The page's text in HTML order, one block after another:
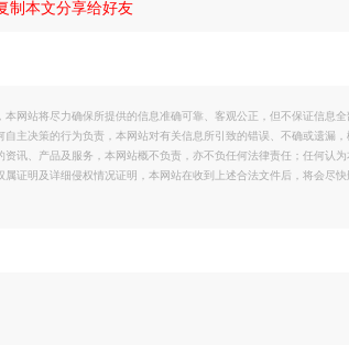
制本文分享给好友
网站将尽力确保所提供的信息准确可靠、客观公正，但不保证信息
主决策的行为负责，本网站对有关信息所引致的错误、不确或遗漏
讯、产品及服务，本网站概不负责，亦不负任何法律责任；任何认
证明及详细侵权情况证明，本网站在收到上述合法文件后，将会尽